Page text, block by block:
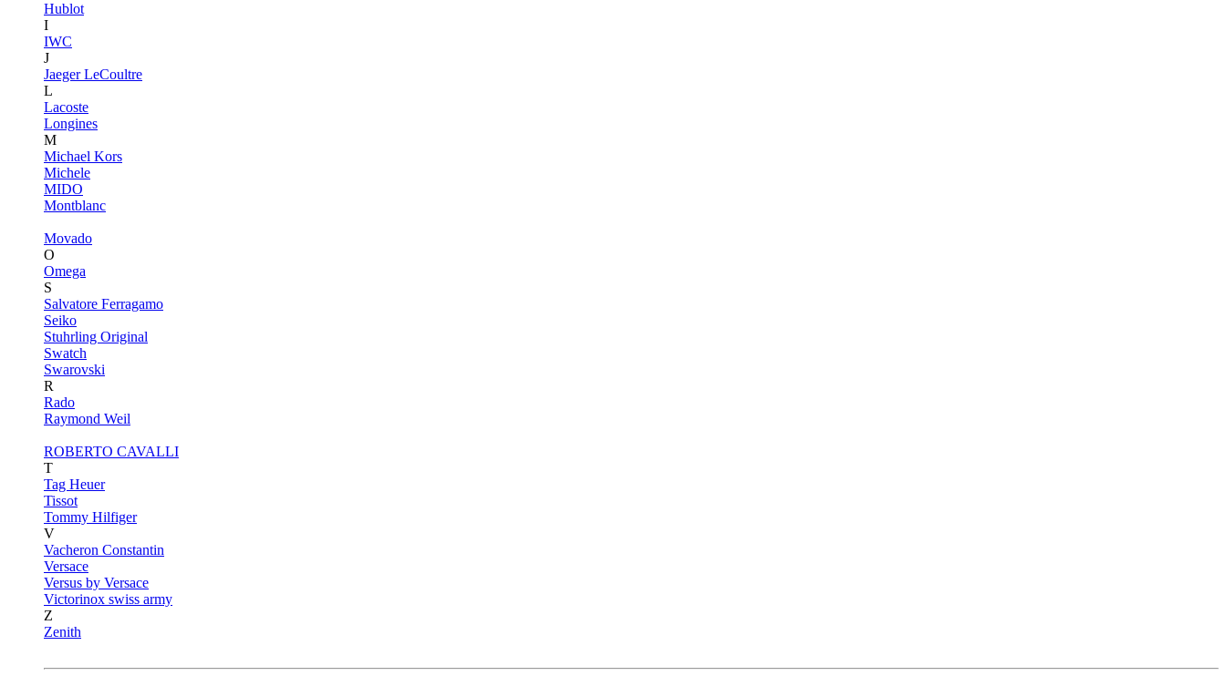
Hublot
I
IWC
J
Jaeger LeCoultre
L
Lacoste
Longines
M
Michael Kors
Michele
MIDO
Montblanc
Movado
O
Omega
S
Salvatore Ferragamo
Seiko
Stuhrling Original
Swatch
Swarovski
R
Rado
Raymond Weil
ROBERTO CAVALLI
T
Tag Heuer
Tissot
Tommy Hilfiger
V
Vacheron Constantin
Versace
Versus by Versace
Victorinox swiss army
Z
Zenith